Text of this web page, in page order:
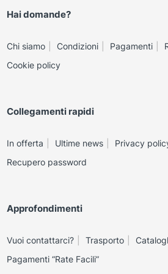
Hai domande?
Chi siamo Condizioni Pagamenti
Cookie policy
Collegamenti rapidi
In offerta Ultime news Privacy
Recupero password
Approfondimenti
Vuoi contattarci? Trasporto
Pagamenti “Rate Facili”